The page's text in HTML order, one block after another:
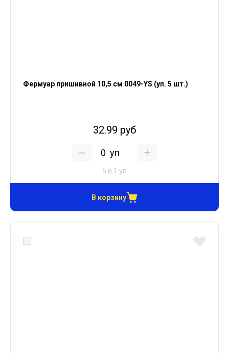
Фермуар пришивной 10,5 см 0049-YS (уп. 5 шт.)
32.99 руб
уп
5 в 1 уп
В корзину